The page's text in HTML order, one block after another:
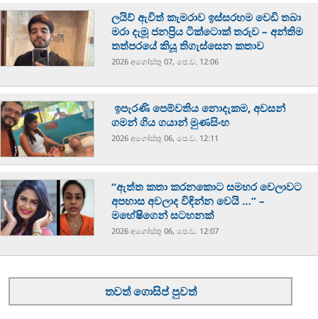
ලයිව් ඇවිත් කැමරාව ඉස්සරහම වෙඩි තබා
මරා දැමූ ජනප්‍රිය ටික්ටොක් තරුව – අන්තිම
තත්පරයේ කියූ තිගැස්සෙන කතාව
2026 අගෝස්‍තු 07, පෙ.ව. 12:06
ඉපැරණි පෙම්වතිය නොදැකම, අවසන්
ගමන් ගිය ගයාන් මුණසිංහ
2026 අගෝස්‍තු 06, පෙ.ව. 12:11
“ඇත්ත කතා කරනකොට සමහර වෙලාවට
අපහාස අවලාද විඳින්න වෙයි …” –
මහේෂිගෙන් සටහනක්
2026 අගෝස්‍තු 06, පෙ.ව. 12:07
තවත් ගොසිප් පුවත්